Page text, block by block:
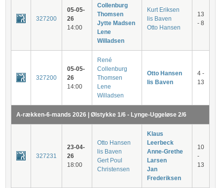
327200
05-05-
26
14:00
Collenburg
Thomsen
Jytte Madsen
Lene
Willadsen
Kurt Eriksen
lis Baven
Otto Hansen
13
- 8
327200
05-05-
26
14:00
René
Collenburg
Thomsen
Lene
Willadsen
Otto Hansen
lis Baven
4 -
13
A-rækken-6-mands 2026 | Ølstykke 1/6 - Lynge-Uggeløse 2/6
327231
23-04-
26
18:00
Otto Hansen
lis Baven
Gert Poul
Christensen
Klaus
Leerbeck
Anne-Grethe
Larsen
Jan
Frederiksen
10
-
13